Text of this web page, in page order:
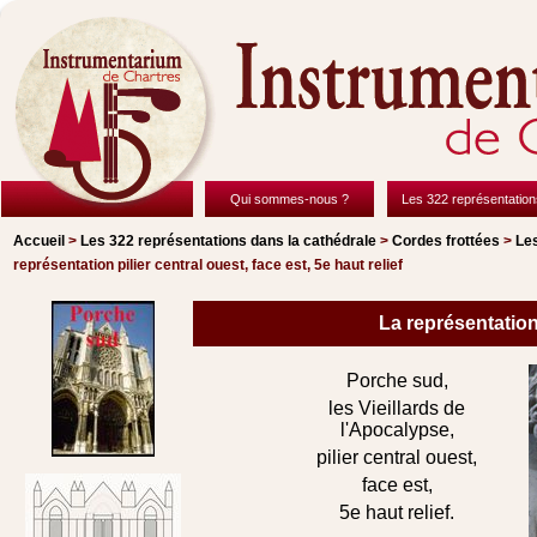
Qui sommes-nous ? Les 322
Accueil > Les 322 représentations dans la cathédrale > Cordes frottées >
représentation pilier central ouest, face est, 5e haut relief
La
Porche sud,
les Vieillards de
l'Apocalypse,
pilier central ouest,
face est,
5e haut relief.